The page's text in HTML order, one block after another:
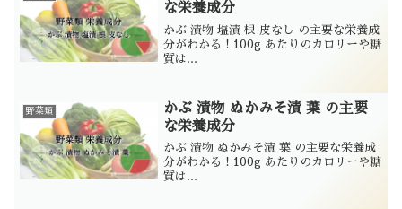
な栄養成分
かぶ 漬物 塩漬 根 皮なし の主要な栄養成
分がわかる！100g あたりのカロリーや糖
質は...
野菜類
かぶ 漬物 ぬかみそ漬 葉 の主要
な栄養成分
かぶ 漬物 ぬかみそ漬 葉 の主要な栄養成
分がわかる！100g あたりのカロリーや糖
質は...